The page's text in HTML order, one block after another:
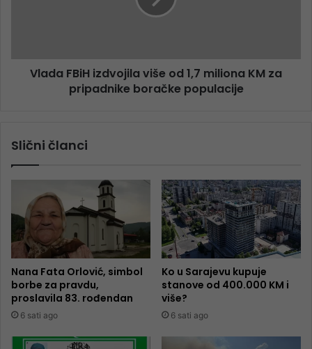
Vlada FBiH izdvojila više od 1,7 miliona KM za
pripadnike boračke populacije
Slični članci
Nana Fata Orlović, simbol
borbe za pravdu,
proslavila 83. rođendan
6 sati ago
Ko u Sarajevu kupuje
stanove od 400.000 KM i
više?
6 sati ago